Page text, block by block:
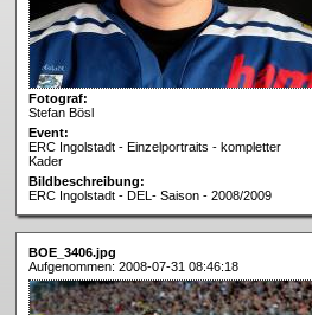
Fotograf:
Stefan Bösl
Event:
ERC Ingolstadt - Einzelportraits - kompletter
Kader
Bildbeschreibung:
ERC Ingolstadt - DEL- Saison - 2008/2009
BOE_3406.jpg
Aufgenommen: 2008-07-31 08:46:18